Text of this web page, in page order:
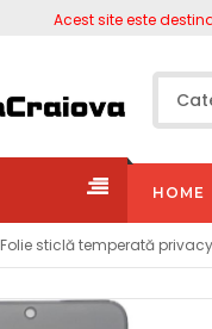
Acest site este destinat
HOME
Folie sticlă temperată